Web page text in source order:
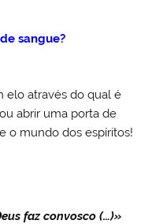
sangue?
elo através do qual é
abrir uma porta de
o mundo dos espíritos!
faz convosco (…)»